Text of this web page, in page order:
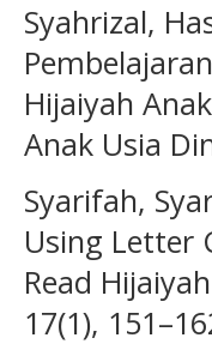
Syahrizal,
Hijaiyah
Anak Usia
Syarifah,
Using Letter
Read
17(1),